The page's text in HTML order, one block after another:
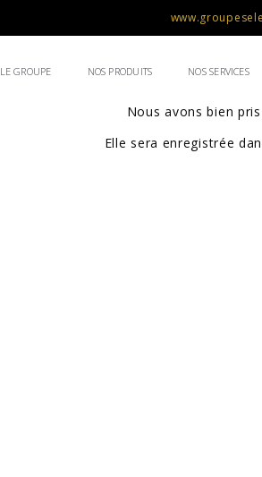
LE GROUPE NOS PRODUITS NOS SERVICES
Nous avons bien
Elle sera enregistrée